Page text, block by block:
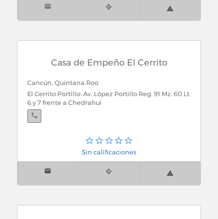
Casa de Empeño El Cerrito
Cancún, Quintana Roo
El Cerrito Portillo: Av. López Portillo Reg. 91 Mz. 60 Lt.
6 y 7 frente a Chedrahui
211 Mz. 8 Lote 1 Depto. 1
Sin calificaciones